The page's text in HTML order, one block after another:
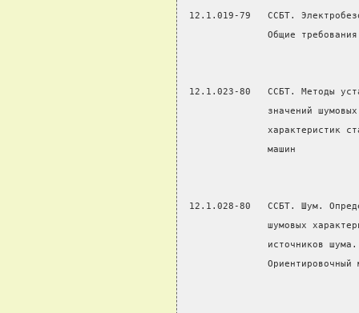
12.1.019-79   ССБТ.
               Общие требования
12.1.023-80   ССБТ. Методы
               значений шумовых
характеристик
               машин
12.1.028-80   ССБТ. Шум.
шумовых
               источников шума.
Ориентировочный